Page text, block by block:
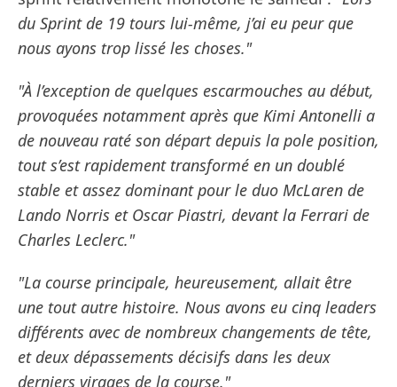
du Sprint de 19 tours lui-même, j’ai eu peur que
nous ayons trop lissé les choses."
"À l’exception de quelques escarmouches au début,
provoquées notamment après que Kimi Antonelli a
de nouveau raté son départ depuis la pole position,
tout s’est rapidement transformé en un doublé
stable et assez dominant pour le duo McLaren de
Lando Norris et Oscar Piastri, devant la Ferrari de
Charles Leclerc."
"La course principale, heureusement, allait être
une tout autre histoire. Nous avons eu cinq leaders
différents avec de nombreux changements de tête,
et deux dépassements décisifs dans les deux
derniers virages de la course."